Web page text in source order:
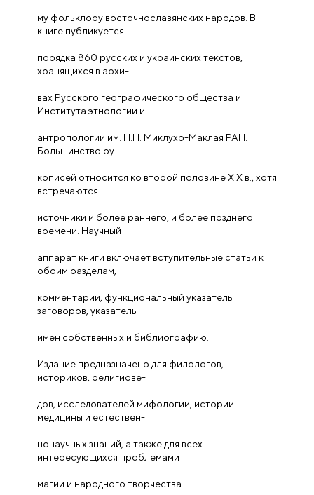
му фольклору восточнославянских народов. В
книге публикуется
порядка 860 русских и украинских текстов,
хранящихся в архи-
вах Русского географического общества и
Института этнологии и
антропологии им. Н.Н. Миклухо-Маклая РАН.
Большинство ру-
кописей относится ко второй половине XIX в., хотя
встречаются
источники и более раннего, и более позднего
времени. Научный
аппарат книги включает вступительные статьи к
обоим разделам,
комментарии, функциональный указатель
заговоров, указатель
имен собственных и библиографию.
Издание предназначено для филологов,
историков, религиове-
дов, исследователей мифологии, истории
медицины и естествен-
нонаучных знаний, а также для всех
интересующихся проблемами
магии и народного творчества.